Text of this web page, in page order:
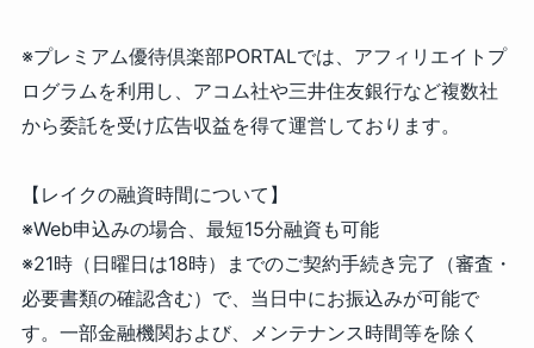
※プレミアム優待倶楽部PORTALでは、アフィリエイトプ
ログラムを利用し、アコム社や三井住友銀行など複数社
から委託を受け広告収益を得て運営しております。
【レイクの融資時間について】
※Web申込みの場合、最短15分融資も可能
※21時（日曜日は18時）までのご契約手続き完了（審査・
必要書類の確認含む）で、当日中にお振込みが可能で
す。一部金融機関および、メンテナンス時間等を除く